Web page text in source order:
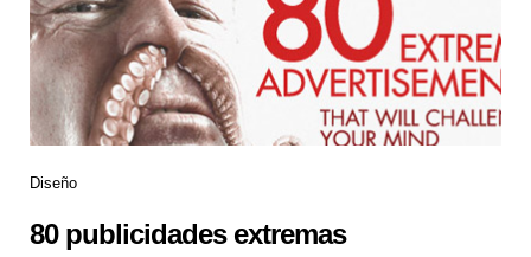
Diseño
80 publicidades extremas